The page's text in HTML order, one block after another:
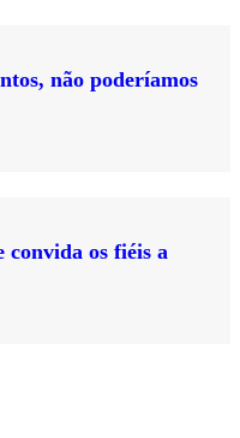
não poderíamos
os fiéis a